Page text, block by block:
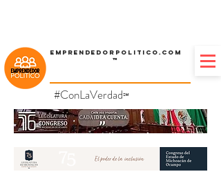
Emprendedorpolitico.com
™
#ConLaVerdad℠